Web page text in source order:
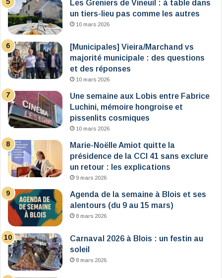
Les Greniers de Vineuil : à table dans
un tiers-lieu pas comme les autres
10 mars 2026
[Municipales] Vieira/Marchand vs
majorité municipale : des questions
et des réponses
10 mars 2026
Une semaine aux Lobis entre Fabrice
Luchini, mémoire hongroise et
pissenlits cosmiques
10 mars 2026
Marie-Noëlle Amiot quitte la
présidence de la CCI 41 sans exclure
un retour : les explications
9 mars 2026
Agenda de la semaine à Blois et ses
alentours (du 9 au 15 mars)
8 mars 2026
Carnaval 2026 à Blois : un festin au
soleil
8 mars 2026